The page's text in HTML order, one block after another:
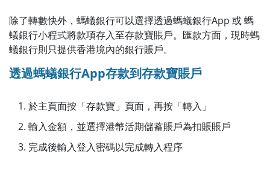
除了轉數快外，螞蟻銀行可以選擇透過螞蟻銀行App 或 螞
蟻銀行小程式將款項存入至存款寶賬戶。匯款方面，現時螞
蟻銀行則只提供香港境內的銀行賬戶。
透過螞蟻銀行App存款到存款寶賬戶
於主頁面按「存款寶」頁面，再按「轉入」
輸入金額，並選擇港幣活期儲蓄賬戶為扣賬賬戶
完成後輸入登入密碼以完成轉入程序